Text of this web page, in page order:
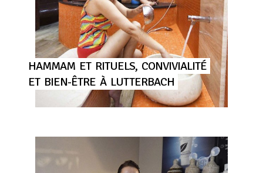
HAMMAM ET RITUELS, CONVIVIALITÉ
ET BIEN-ÊTRE À LUTTERBACH